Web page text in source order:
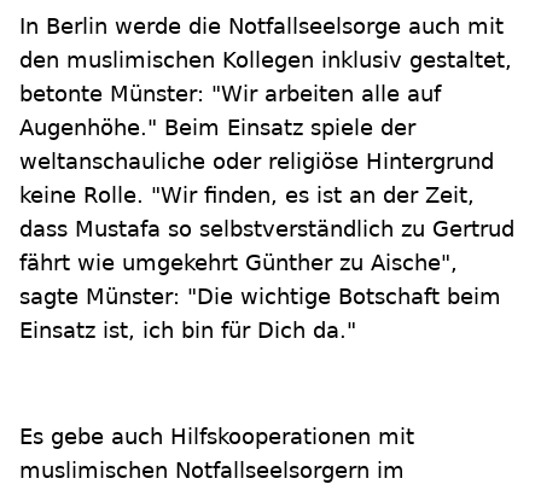
In Berlin werde die Notfallseelsorge auch mit
den muslimischen Kollegen inklusiv gestaltet,
betonte Münster: "Wir arbeiten alle auf
Augenhöhe." Beim Einsatz spiele der
weltanschauliche oder religiöse Hintergrund
keine Rolle. "Wir finden, es ist an der Zeit,
dass Mustafa so selbstverständlich zu Gertrud
fährt wie umgekehrt Günther zu Aische",
sagte Münster: "Die wichtige Botschaft beim
Einsatz ist, ich bin für Dich da."
Es gebe auch Hilfskooperationen mit
muslimischen Notfallseelsorgern im